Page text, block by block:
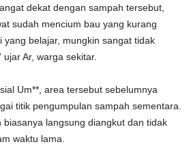
dekat dengan sampah tersebut,
sudah mencium bau yang kurang
yang belajar, mungkin sangat tidak
Ar, warga sekitar.
Um**, area tersebut sebelumnya
titik pengumpulan sampah sementara.
biasanya langsung diangkut dan tidak
waktu lama.